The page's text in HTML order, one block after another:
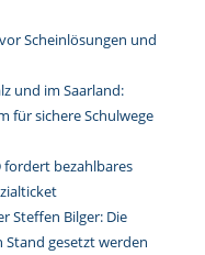
Scheinlösungen und
und im Saarland:
für sichere Schulwege
fordert bezahlbares
Steffen Bilger: Die
gesetzt werden